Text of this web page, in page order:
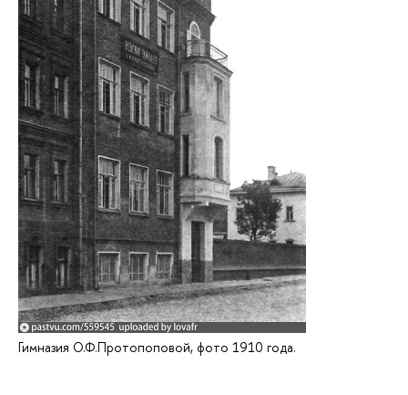
Гимназия О.Ф.Протопоповой, фото 1910 года.